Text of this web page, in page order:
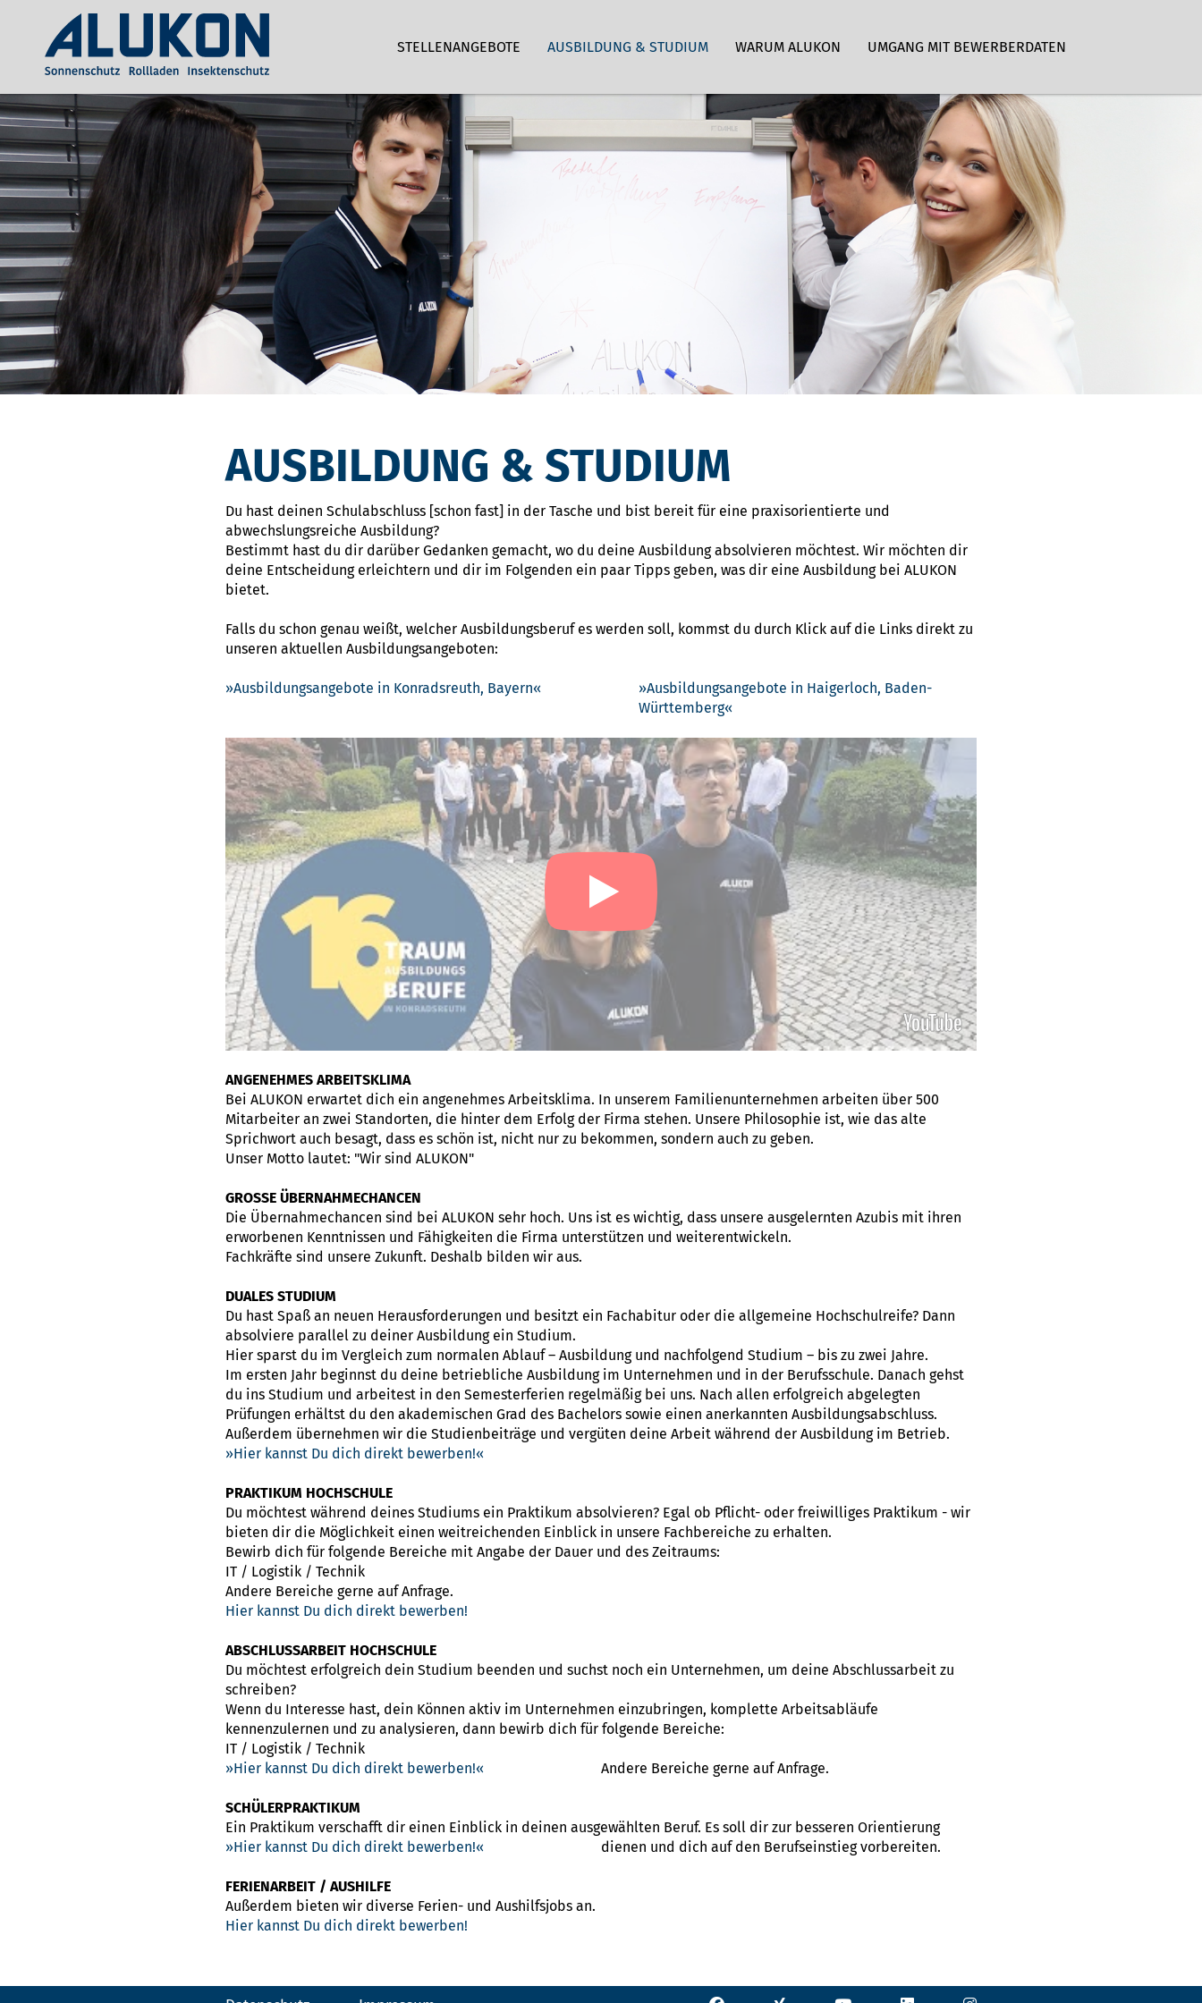
STELLENANGEBOTE AUSBILDUNG & STUDIUM WARUM ALUKON UMGANG MIT BEWERBERDATEN
AUSBILDUNG & STUDIUM
Du hast deinen Schulabschluss [schon fast] in der Tasche und bist bereit für eine praxisorientierte und
abwechslungsreiche Ausbildung?
Bestimmt hast du dir darüber Gedanken gemacht, wo du deine Ausbildung absolvieren möchtest. Wir möchten dir
deine Entscheidung erleichtern und dir im Folgenden ein paar Tipps geben, was dir eine Ausbildung bei ALUKON
bietet.
Falls du schon genau weißt, welcher Ausbildungsberuf es werden soll, kommst du durch Klick auf die Links direkt zu
unseren aktuellen Ausbildungsangeboten:
Ausbildungsangebote in Konradsreuth, Bayern
Ausbildungsangebote in Haigerloch, Baden-
Württemberg
ANGENEHMES ARBEITSKLIMA
Bei ALUKON erwartet dich ein angenehmes Arbeitsklima. In unserem Familienunternehmen arbeiten über 500
Mitarbeiter an zwei Standorten, die hinter dem Erfolg der Firma stehen. Unsere Philosophie ist, wie das alte
Sprichwort auch besagt, dass es schön ist, nicht nur zu bekommen, sondern auch zu geben.
Unser Motto lautet: "Wir sind ALUKON"
GROSSE ÜBERNAHMECHANCEN
Die Übernahmechancen sind bei ALUKON sehr hoch. Uns ist es wichtig, dass unsere ausgelernten Azubis mit ihren
erworbenen Kenntnissen und Fähigkeiten die Firma unterstützen und weiterentwickeln.
Fachkräfte sind unsere Zukunft. Deshalb bilden wir aus.
DUALES STUDIUM
Du hast Spaß an neuen Herausforderungen und besitzt ein Fachabitur oder die allgemeine Hochschulreife? Dann
absolviere parallel zu deiner Ausbildung ein Studium.
Hier sparst du im Vergleich zum normalen Ablauf – Ausbildung und nachfolgend Studium – bis zu zwei Jahre.
Im ersten Jahr beginnst du deine betriebliche Ausbildung im Unternehmen und in der Berufsschule. Danach gehst
du ins Studium und arbeitest in den Semesterferien regelmäßig bei uns. Nach allen erfolgreich abgelegten
Prüfungen erhältst du den akademischen Grad des Bachelors sowie einen anerkannten Ausbildungsabschluss.
Außerdem übernehmen wir die Studienbeiträge und vergüten deine Arbeit während der Ausbildung im Betrieb.
Hier kannst Du dich direkt bewerben!
PRAKTIKUM HOCHSCHULE
Du möchtest während deines Studiums ein Praktikum absolvieren? Egal ob Pflicht- oder freiwilliges Praktikum - wir
bieten dir die Möglichkeit einen weitreichenden Einblick in unsere Fachbereiche zu erhalten.
Bewirb dich für folgende Bereiche mit Angabe der Dauer und des Zeitraums:
IT / Logistik / Technik
Andere Bereiche gerne auf Anfrage.
Hier kannst Du dich direkt bewerben!
ABSCHLUSSARBEIT HOCHSCHULE
Du möchtest erfolgreich dein Studium beenden und suchst noch ein Unternehmen, um deine Abschlussarbeit zu
schreiben?
Wenn du Interesse hast, dein Können aktiv im Unternehmen einzubringen, komplette Arbeitsabläufe
kennenzulernen und zu analysieren, dann bewirb dich für folgende Bereiche:
IT / Logistik / Technik
Andere Bereiche gerne auf Anfrage.
Hier kannst Du dich direkt bewerben!
SCHÜLERPRAKTIKUM
Ein Praktikum verschafft dir einen Einblick in deinen ausgewählten Beruf. Es soll dir zur besseren Orientierung
dienen und dich auf den Berufseinstieg vorbereiten.
Hier kannst Du dich direkt bewerben!
FERIENARBEIT / AUSHILFE
Außerdem bieten wir diverse Ferien- und Aushilfsjobs an.
Hier kannst Du dich direkt bewerben!